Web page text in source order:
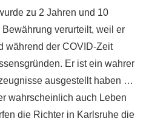
zu 2 Jahren und 10
verurteilt, weil er
während der COVID-Zeit
Er ist ein wahrer
ausgestellt haben …
wahrscheinlich auch Leben
die Richter in Karlsruhe die